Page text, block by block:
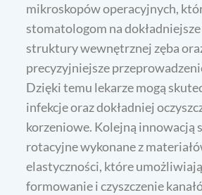
mikroskopów operacyjnych,
stomatologom na
struktury wewnętrznej zęba
precyzyjniejsze
Dzięki temu lekarze mogą
infekcje oraz dokładniej
korzeniowe. Kolejną innowacją
rotacyjne wykonane z
elastyczności, które
formowanie i czyszczenie